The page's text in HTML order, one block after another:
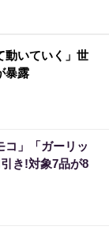
動いていく」世
暴露
コ」「ガーリッ
き!対象7品が8